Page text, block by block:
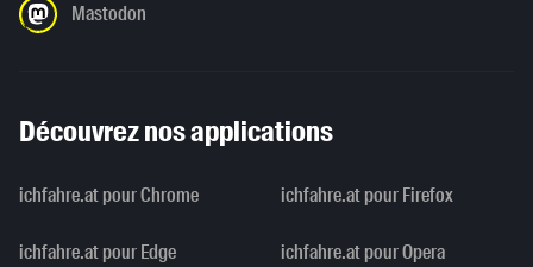
Mastodon
Découvrez nos applications
ichfahre.at pour Chrome ichfahre.at pour Firefox
ichfahre.at pour Edge ichfahre.at pour Opera